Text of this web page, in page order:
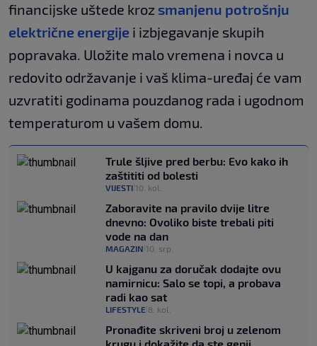
financijske uštede kroz smanjenu potrošnju
električne energije i izbjegavanje skupih
popravaka. Uložite malo vremena i novca u
redovito održavanje i vaš klima-uređaj će vam
uzvratiti godinama pouzdanog rada i ugodnom
temperaturom u vašem domu.
Trule šljive pred berbu: Evo kako ih
zaštititi od bolesti
VIJESTI 10. kol.
Zaboravite na pravilo dvije litre
dnevno: Ovoliko biste trebali piti
vode na dan
MAGAZIN 10. srp.
U kajganu za doručak dodajte ovu
namirnicu: Salo se topi, a probava
radi kao sat
LIFESTYLE 8. kol.
Pronađite skriveni broj u zelenom